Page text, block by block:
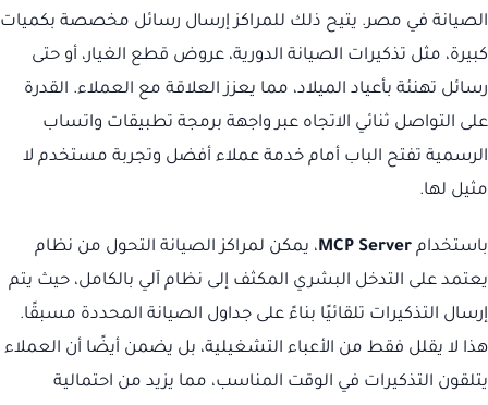
الصيانة في مصر. يتيح ذلك للمراكز إرسال رسائل مخصصة بكميات
كبيرة، مثل تذكيرات الصيانة الدورية، عروض قطع الغيار، أو حتى
رسائل تهنئة بأعياد الميلاد، مما يعزز العلاقة مع العملاء. القدرة
على التواصل ثنائي الاتجاه عبر واجهة برمجة تطبيقات واتساب
الرسمية تفتح الباب أمام خدمة عملاء أفضل وتجربة مستخدم لا
مثيل لها.
باستخدام MCP Server، يمكن لمراكز الصيانة التحول من نظام
يعتمد على التدخل البشري المكثف إلى نظام آلي بالكامل، حيث يتم
إرسال التذكيرات تلقائيًا بناءً على جداول الصيانة المحددة مسبقًا.
هذا لا يقلل فقط من الأعباء التشغيلية، بل يضمن أيضًا أن العملاء
يتلقون التذكيرات في الوقت المناسب، مما يزيد من احتمالية